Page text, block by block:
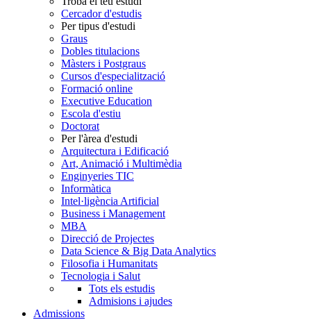
Cercador d'estudis
Per tipus d'estudi
Graus
Dobles titulacions
Màsters i Postgraus
Cursos d'especialització
Formació online
Executive Education
Escola d'estiu
Doctorat
Per l'àrea d'estudi
Arquitectura i Edificació
Art, Animació i Multimèdia
Enginyeries TIC
Informàtica
Intel·ligència Artificial
Business i Management
MBA
Direcció de Projectes
Data Science & Big Data Analytics
Filosofia i Humanitats
Tecnologia i Salut
Tots els estudis
Admisions i ajudes
Admissions